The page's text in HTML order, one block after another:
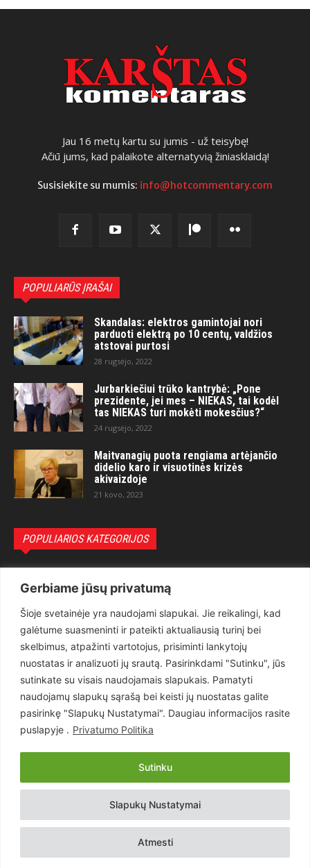
Gerbiame jūsų privatumą
Šioje svetainėje yra naudojami slapukai. Jie reikalingi, kad
galėtume suasmeninti ir pateikti aktualiausią turinį bei
skelbimus, atpažinti vartotojus, prisiminti lankytojų
nuostatas ir analizuoti jų srautą. Pasirinkdami "Sutinku", jūs
sutinkate su visais naudojamais slapukais. Pamatyti
naudojamų slapukų sąrašą bei keisti jų nuostatas galite
pasirinkę "Slapukų Nustatymai". Daugiau informacijos rasite
puslapyje . Privatumo Politika
Slapukų Nustatymai
Atmesti
Sutinku
Jau 16 metų kartu su jumis - už teisybę!
Ačiū jums, kad palaikote alternatyvią žiniasklaidą!
Susisiekite su mumis: info@hotcommentary.com
POPULIARŪS ĮRAŠAI
Skandalas: elektros gamintojai nori
parduoti elektrą po 10 centų, valdžios
atstovai purtosi
28 rugsėjo, 2022
Jurbarkiečiui trūko kantrybė: „Pone
prezidente, jei mes – NIEKAS, tai kodėl
tas NIEKAS turi mokėti mokesčius?“
24 rugsėjo, 2022
Maitvanagių puota rengiama artėjančio
didelio karo ir visuotinės krizės
akivaizdoje
21 kovo, 2023
POPULIARIOS KATEGORIJOS
Teisėsauga
1497
Aktualu
Lietuva
619
Pasaulis
Статьи на русском
Articles in english
Copyright © 2026 UAB „Goruva“. Visos teisės saugomos.
Kontaktai Prenumerata Privatumo Politika Naudojimosi Taisyklės